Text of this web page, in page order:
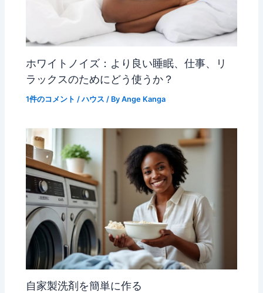
ホワイトノイズ：より良い睡眠、仕事、リ
ラックスのためにどう使うか？
1件のコメント /ハウス / ByAnge Kanga
自家製洗剤を簡単に作る